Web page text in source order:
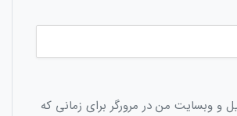
و وبسایت من در مرورگر برای زمانی که